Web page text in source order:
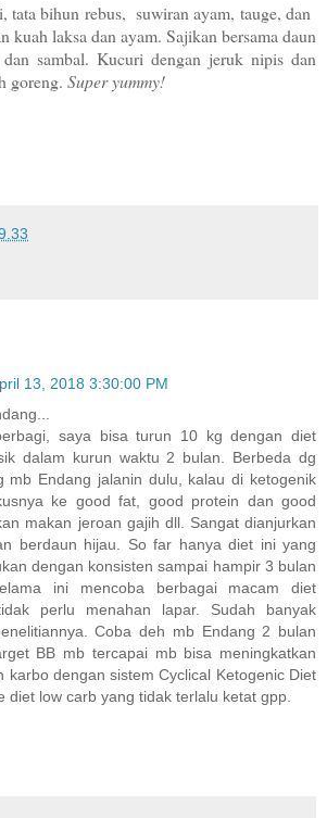
tata bihun rebus, suwiran ayam, tauge, dan
kuah laksa dan ayam. Sajikan bersama daun
sambal. Kucuri dengan jeruk nipis dan
goreng. Super yummy!
13, 2018 3:30:00 PM
saya bisa turun 10 kg dengan diet
dalam kurun waktu 2 bulan. Berbeda dg
mb Endang jalanin dulu, kalau di ketogenik
ke good fat, good protein dan good
makan jeroan gajih dll. Sangat dianjurkan
berdaun hijau. So far hanya diet ini yang
dengan konsisten sampai hampir 3 bulan
ini mencoba berbagai macam diet
perlu menahan lapar. Sudah banyak
Coba deh mb Endang 2 bulan
BB mb tercapai mb bisa meningkatkan
karbo dengan sistem Cyclical Ketogenic Diet
diet low carb yang tidak terlalu ketat gpp.